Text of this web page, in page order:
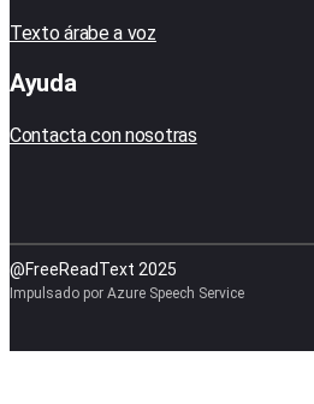
Texto árabe a voz
Ayuda
Contacta con nosotras
@FreeReadText 2025
Impulsado por Azure Speech Service